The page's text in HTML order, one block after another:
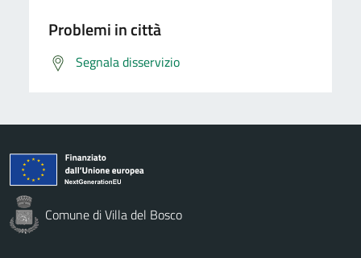
Problemi in città
Segnala disservizio
Comune di Villa del Bosco